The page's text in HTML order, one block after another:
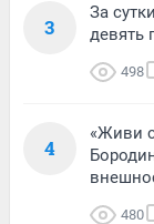
3
За
девять
498
4
«Живи
480